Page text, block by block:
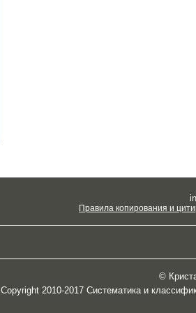
Правила копирования и
©
Copyright 2010-2017 Систематика и